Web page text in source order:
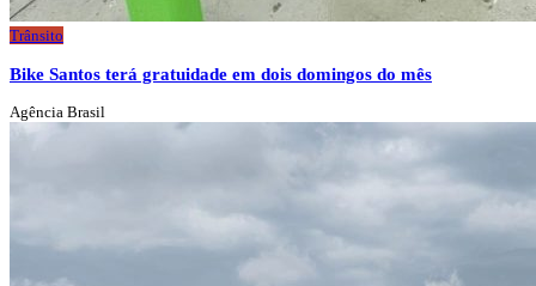
Trânsito
Bike Santos terá gratuidade em dois domingos do mês
Agência Brasil